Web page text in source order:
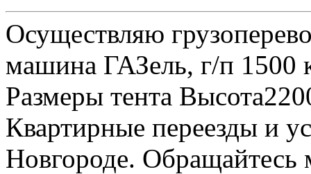
Осуществляю
машина ГАЗель, г/п 1500
Размеры тента
Квартирные переезды и
Новгороде.